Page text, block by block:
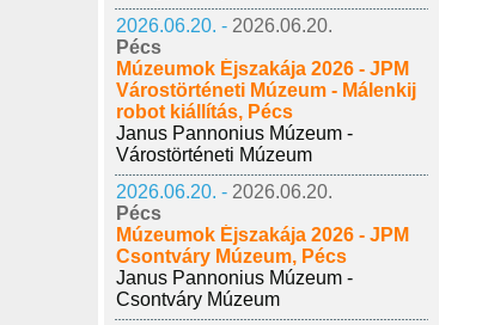
2026.06.20. - 2026.06.20.
Pécs
Múzeumok Éjszakája 2026 - JPM
Várostörténeti Múzeum - Málenkij
robot kiállítás, Pécs
Janus Pannonius Múzeum -
Várostörténeti Múzeum
2026.06.20. - 2026.06.20.
Pécs
Múzeumok Éjszakája 2026 - JPM
Csontváry Múzeum, Pécs
Janus Pannonius Múzeum -
Csontváry Múzeum